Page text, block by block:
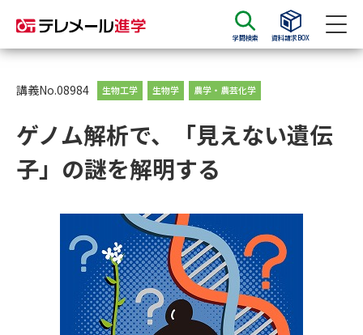
学問検索 資料請求BOX
資料請求 資料検索
大学・短大の資料種類から請求
総合型選抜・学校推薦型選抜 募
集要項＆願書
大学入学共通テスト利用選抜の
募集要項＆願書
大学・短大以外の資料から請求
講義No.08984 生物工学 生物学 農学・農芸化学
ゲノム解析で、「見えない遺伝
子」の謎を解明する